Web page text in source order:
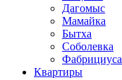
Дагомыс
Мамайка
Бытха
Соболевка
Фабрициуса
Квартиры